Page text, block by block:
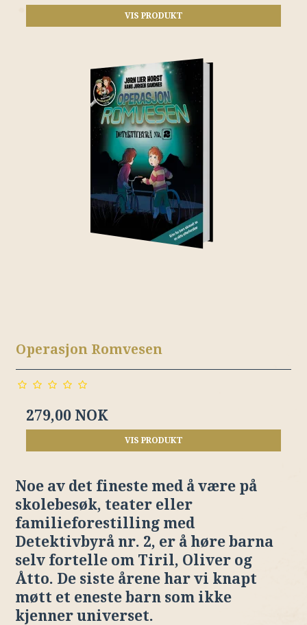
VIS PRODUKT
Operasjon Romvesen
279,00 NOK
VIS PRODUKT
Noe av det fineste med å være på
skolebesøk, teater eller
familieforestilling med
Detektivbyrå nr. 2, er å høre barna
selv fortelle om Tiril, Oliver og
Åtto. De siste årene har vi knapt
møtt et eneste barn som ikke
kjenner universet.